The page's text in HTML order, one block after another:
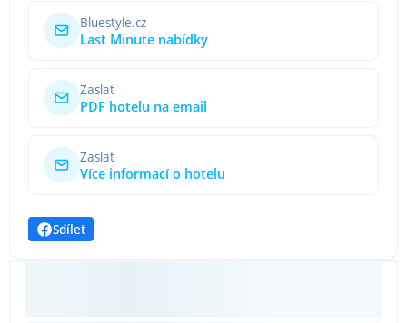
Bluestyle.cz
Last Minute nabídky
Zaslat
PDF hotelu na email
Zaslat
Více informací o hotelu
Sdílet